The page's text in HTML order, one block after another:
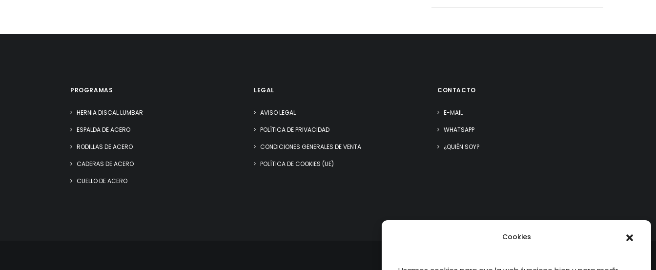
Cookies
PROGRAMAS
HERNIA DISCAL LUMBAR
ESPALDA DE ACERO
RODILLAS DE ACERO
CADERAS DE ACERO
CUELLO DE ACERO
LEGAL
AVISO LEGAL
POLÍTICA DE PRIVACIDAD
CONDICIONES GENERALES DE VENTA
POLÍTICA DE COOKIES (UE)
CONTACTO
E-MAIL
WHATSAPP
¿QUIÉN SOY?